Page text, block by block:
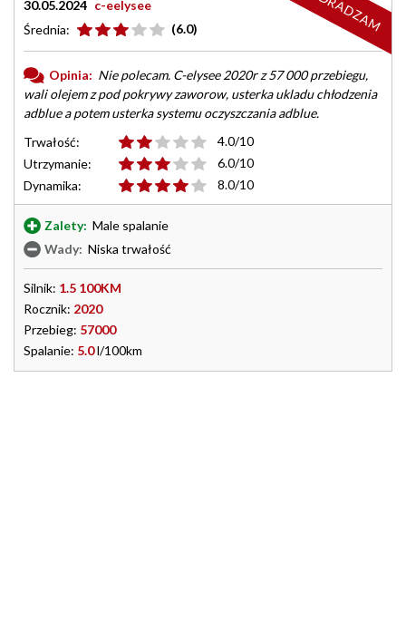
30.05.2024 c-eelysee
Średnia:
(6.0)
Opinia: Nie polecam. C-elysee 2020r z 57 000 przebiegu,
wali olejem z pod pokrywy zaworow, usterka ukladu chłodzenia
adblue a potem usterka systemu oczyszczania adblue.
Trwałość:
4.0/10
Utrzymanie:
6.0/10
Dynamika:
8.0/10
Zalety: Male spalanie
Wady: Niska trwałość
Silnik: 1.5 100KM
Rocznik: 2020
Przebieg: 57000
Spalanie: 5.0l/100km